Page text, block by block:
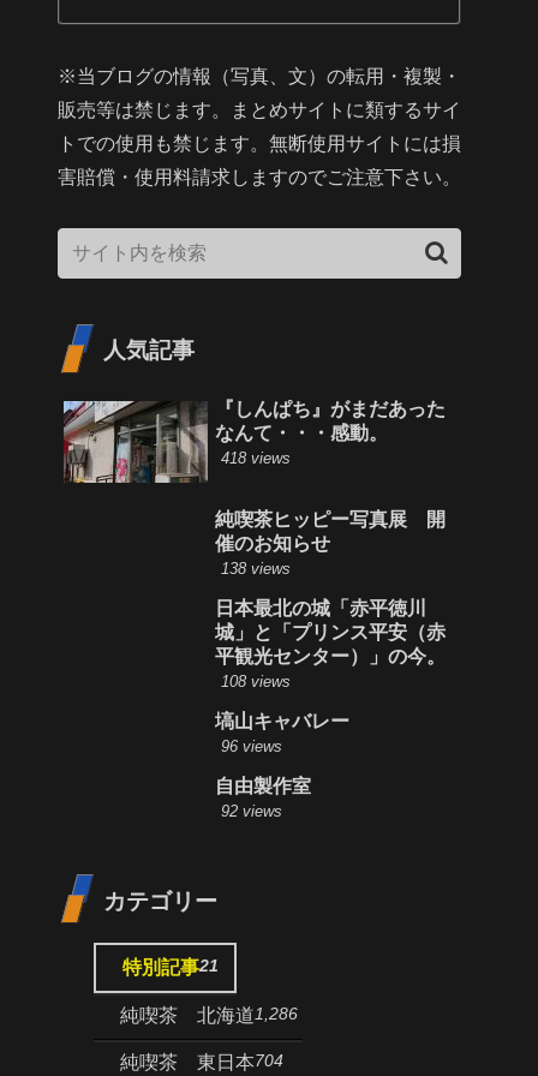
※当ブログの情報（写真、文）の転用・複製・
販売等は禁じます。まとめサイトに類するサイ
トでの使用も禁じます。無断使用サイトには損
害賠償・使用料請求しますのでご注意下さい。
人気記事
『しんぱち』がまだあった
なんて・・・感動。
418 views
純喫茶ヒッピー写真展 開
催のお知らせ
138 views
日本最北の城「赤平徳川
城」と「プリンス平安（赤
平観光センター）」の今。
108 views
塙山キャバレー
96 views
自由製作室
92 views
カテゴリー
特別記事21
純喫茶 北海道1,286
純喫茶 東日本704